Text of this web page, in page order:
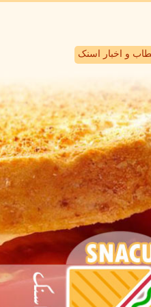
و اخبار اسنک